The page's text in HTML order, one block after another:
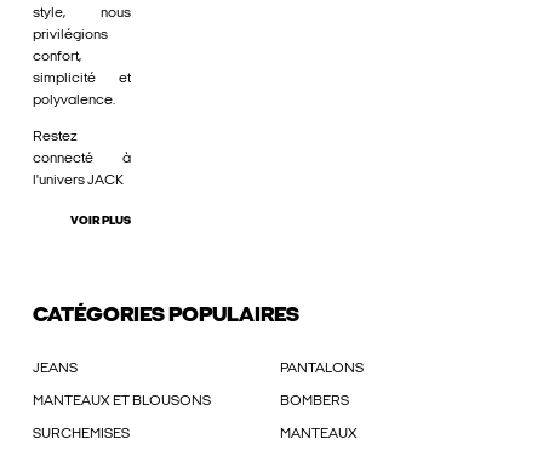
style, nous
privilégions
confort,
simplicité et
polyvalence.
Restez
connecté à
l'univers JACK
VOIR PLUS
CATÉGORIES POPULAIRES
JEANS PANTALONS
MANTEAUX ET BLOUSONS BOMBERS
SURCHEMISES MANTEAUX